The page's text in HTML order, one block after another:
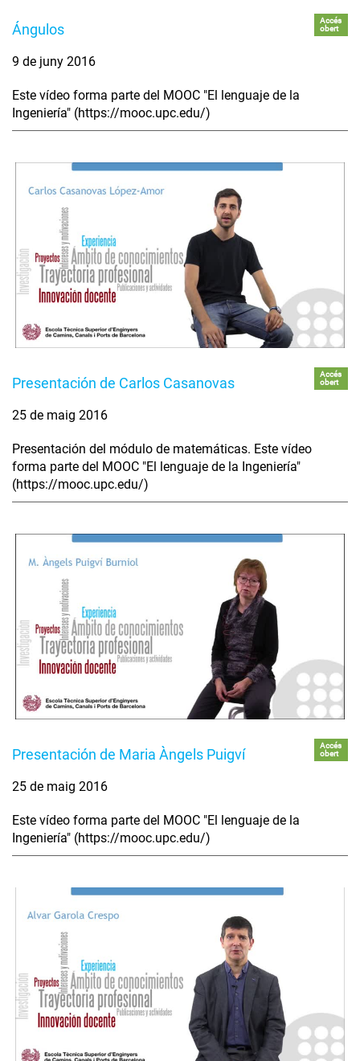
Ángulos
Accés
obert
9 de juny 2016
Este vídeo forma parte del MOOC "El lenguaje de la
Ingeniería" (https://mooc.upc.edu/)
Presentación de Carlos Casanovas
Accés
obert
25 de maig 2016
Presentación del módulo de matemáticas. Este vídeo
forma parte del MOOC "El lenguaje de la Ingeniería"
(https://mooc.upc.edu/)
Presentación de Maria Àngels Puigví
Accés
obert
25 de maig 2016
Este vídeo forma parte del MOOC "El lenguaje de la
Ingeniería" (https://mooc.upc.edu/)